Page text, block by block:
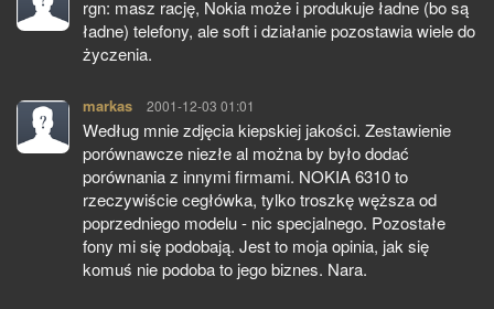
rgn: masz rację, Nokia może i produkuje ładne (bo są
ładne) telefony, ale soft i działanie pozostawia wiele do
życzenia.
markas pisze:
2001-12-03 01:01
Według mnie zdjęcia kiepskiej jakości. Zestawienie
porównawcze niezłe al można by było dodać
porównania z innymi firmami. NOKIA 6310 to
rzeczywiście cegłówka, tylko troszkę węższa od
poprzedniego modelu - nic specjalnego. Pozostałe
fony mi się podobają. Jest to moja opinia, jak się
komuś nie podoba to jego biznes. Nara.